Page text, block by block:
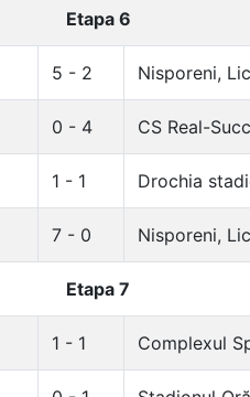
Etapa 6
5 - 2 Nisporeni,
0 - 4 CS Real-
1 - 1 Drochia
7 - 0 Nisporeni,
Etapa 7
1 - 1 Complexul